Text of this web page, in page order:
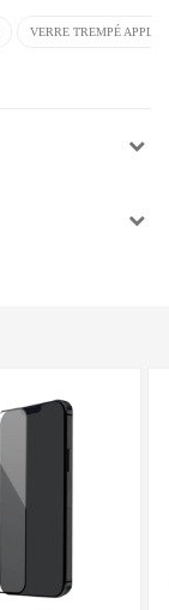
VERRE TREMPÉ APPLE